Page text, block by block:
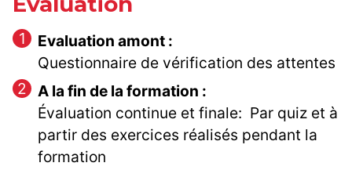
Evaluation amont :
Questionnaire de vérification des attentes
A la fin de la formation :
Évaluation continue et finale: Par quiz et à
partir des exercices réalisés pendant la
formation